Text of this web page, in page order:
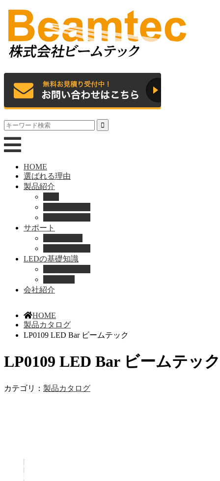
HOME
選ばれる理由
製品紹介
サポート
LEDの基礎知識
会社紹介
HOME
製品カタログ
LP0109 LED Bar ビームテック
LP0109 LED Bar ビームテック
カテゴリ： 製品カタログ